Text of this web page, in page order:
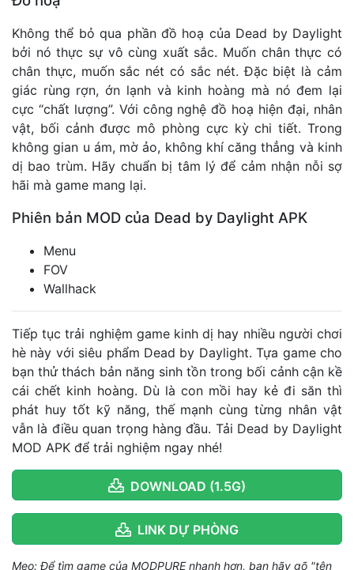
Không thể bỏ qua phần đồ hoạ của Dead by Daylight
bởi nó thực sự vô cùng xuất sắc. Muốn chân thực có
chân thực, muốn sắc nét có sắc nét. Đặc biệt là cảm
giác rùng rợn, ớn lạnh và kinh hoàng mà nó đem lại
cực “chất lượng”. Với công nghệ đồ hoạ hiện đại, nhân
vật, bối cảnh được mô phòng cực kỳ chi tiết. Trong
không gian u ám, mờ ảo, không khí căng thẳng và kinh
dị bao trùm. Hãy chuẩn bị tâm lý để cảm nhận nỗi sợ
hãi mà game mang lại.
Phiên bản MOD của Dead by Daylight APK
Menu
FOV
Wallhack
Tiếp tục trải nghiệm game kinh dị hay nhiều người chơi
hè này với siêu phẩm Dead by Daylight. Tựa game cho
bạn thử thách bản năng sinh tồn trong bối cảnh cận kề
cái chết kinh hoàng. Dù là con mồi hay kẻ đi săn thì
phát huy tốt kỹ năng, thế mạnh cùng từng nhân vật
vẫn là điều quan trọng hàng đầu. Tải Dead by Daylight
MOD APK để trải nghiệm ngay nhé!
DOWNLOAD (1.5G)
LINK DỰ PHÒNG
Mẹo: Để tìm game của MODPURE nhanh hơn, bạn hãy gõ "tên